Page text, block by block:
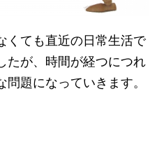
くても直近の日常生活で
たが、時間が経つにつれ
題になっていきます。